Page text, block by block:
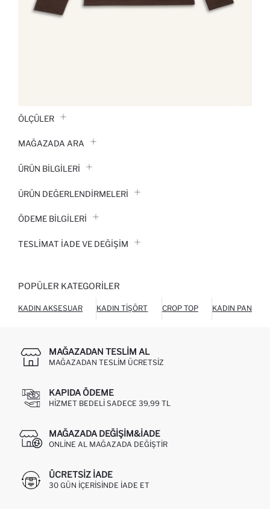
ÖLÇÜLER
MAĞAZADA ARA
ÜRÜN BILGILERI
ÜRÜN DEĞERLENDİRMELERİ
ÖDEME BİLGİLERİ
TESLIMAT İADE VE DEĞIŞIM
POPÜLER KATEGORILER
KADIN AKSESUAR KADIN TIŞÖRT CROP TOP KADIN
MAĞAZADAN TESLIM AL
MAĞAZADAN TESLIM ÜCRETSIZ
KAPIDA ÖDEME
HIZMET BEDELI SADECE 39,99 TL
MAĞAZADA DEĞIŞIM&İADE
ONLINE AL MAĞAZADA DEĞIŞTIR
ÜCRETSIZ IADE
30 GÜN IÇERISINDE IADE ET